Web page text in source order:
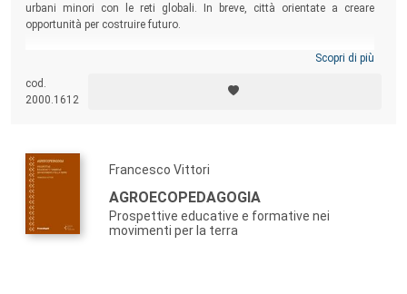
urbani minori con le reti globali. In breve, città orientate a creare
opportunità per costruire futuro.
Scopri di più
cod.
2000.1612
Francesco Vittori
AGROECOPEDAGOGIA
Prospettive educative e formative nei
movimenti per la terra